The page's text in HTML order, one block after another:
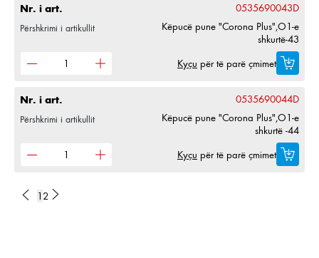
Nr. i art. 0535690043D
Përshkrimi i artikullit
Këpucë pune "Corona Plus",O1-e
shkurtë-43
Kyçu për të parë çmimet
Nr. i art. 0535690044D
Përshkrimi i artikullit
Këpucë pune "Corona Plus",O1-e
shkurtë -44
Kyçu për të parë çmimet
1 2